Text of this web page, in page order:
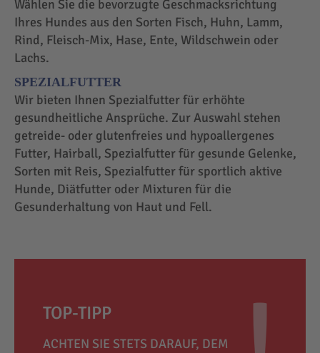
Wählen Sie die bevorzugte Geschmacksrichtung
Ihres Hundes aus den Sorten Fisch, Huhn, Lamm,
Rind, Fleisch-Mix, Hase, Ente, Wildschwein oder
Lachs.
SPEZIALFUTTER
Wir bieten Ihnen Spezialfutter für erhöhte
gesundheitliche Ansprüche. Zur Auswahl stehen
getreide- oder glutenfreies und hypoallergenes
Futter, Hairball, Spezialfutter für gesunde Gelenke,
Sorten mit Reis, Spezialfutter für sportlich aktive
Hunde, Diätfutter oder Mixturen für die
Gesunderhaltung von Haut und Fell.
TOP-TIPP
ACHTEN SIE STETS DARAUF, DEM